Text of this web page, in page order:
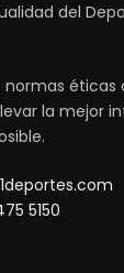
del
normas éticas
la mejor
5150